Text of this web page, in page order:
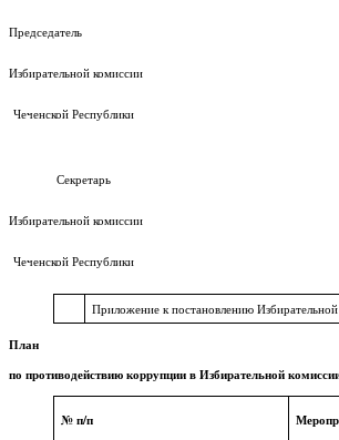
Председатель
Избирательной комиссии
Чеченской Республики
Секретарь
Избирательной комиссии
Чеченской Республики
Приложение к постановлению
План
по противодействию коррупции в Избирательной
№ п/п